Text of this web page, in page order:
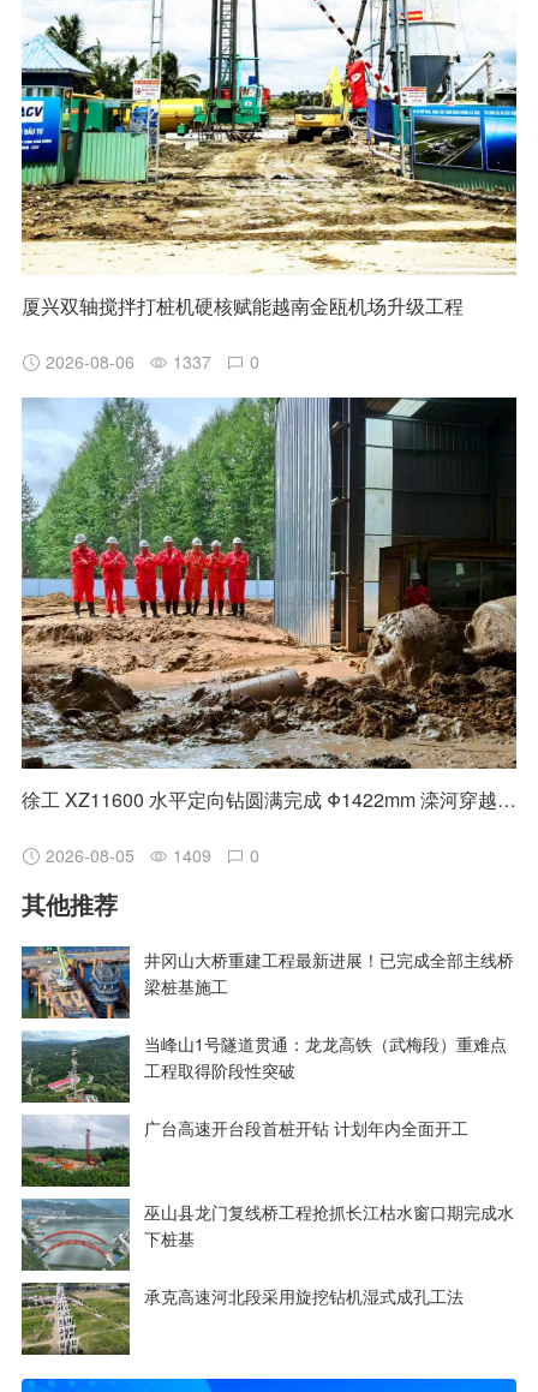
厦兴双轴搅拌打桩机硬核赋能越南金瓯机场升级工程
2026-08-06 1337 0
徐工 XZ11600 水平定向钻圆满完成 Φ1422mm 滦河穿越施工
2026-08-05 1409 0
其他推荐
井冈山大桥重建工程最新进展！已完成全部主线桥
梁桩基施工
当峰山1号隧道贯通：龙龙高铁（武梅段）重难点
工程取得阶段性突破
广台高速开台段首桩开钻 计划年内全面开工
巫山县龙门复线桥工程抢抓长江枯水窗口期完成水
下桩基
承克高速河北段采用旋挖钻机湿式成孔工法